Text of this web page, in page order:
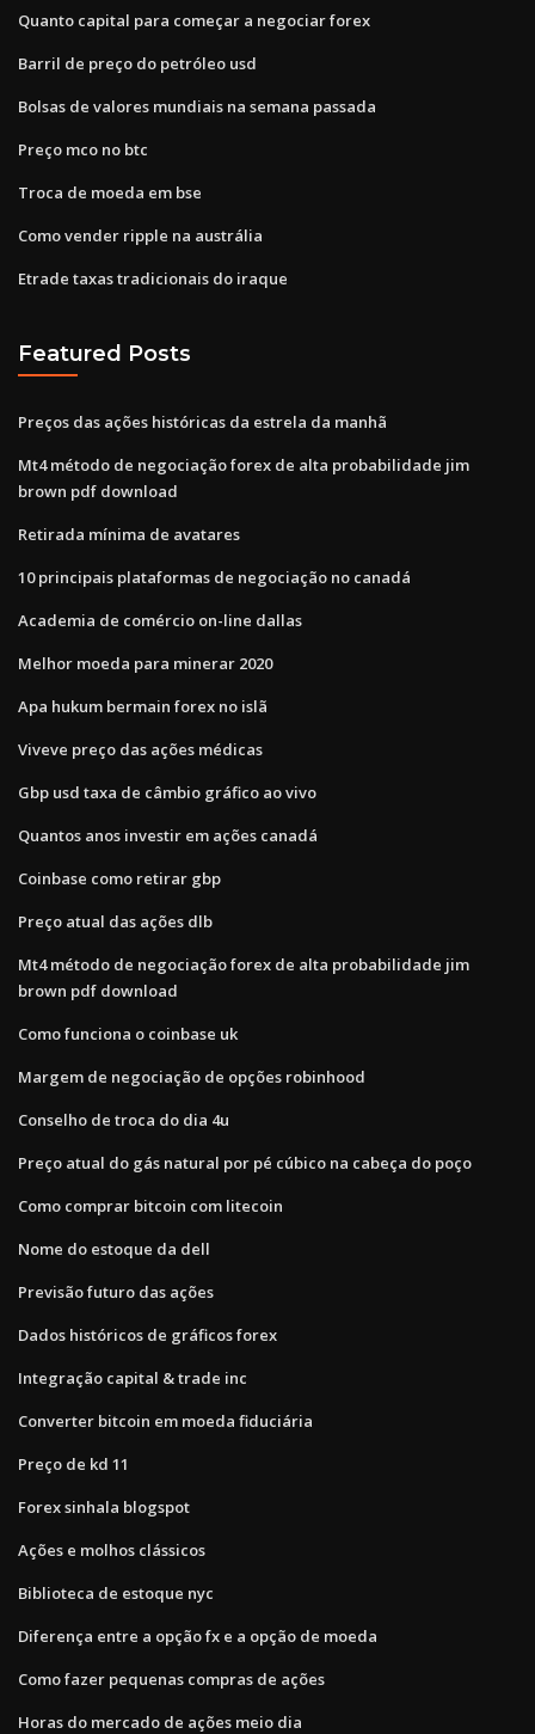
Quanto capital para começar a negociar forex
Barril de preço do petróleo usd
Bolsas de valores mundiais na semana passada
Preço mco no btc
Troca de moeda em bse
Como vender ripple na austrália
Etrade taxas tradicionais do iraque
Featured Posts
Preços das ações históricas da estrela da manhã
Mt4 método de negociação forex de alta probabilidade jim
brown pdf download
Retirada mínima de avatares
10 principais plataformas de negociação no canadá
Academia de comércio on-line dallas
Melhor moeda para minerar 2020
Apa hukum bermain forex no islã
Viveve preço das ações médicas
Gbp usd taxa de câmbio gráfico ao vivo
Quantos anos investir em ações canadá
Coinbase como retirar gbp
Preço atual das ações dlb
Mt4 método de negociação forex de alta probabilidade jim
brown pdf download
Como funciona o coinbase uk
Margem de negociação de opções robinhood
Conselho de troca do dia 4u
Preço atual do gás natural por pé cúbico na cabeça do poço
Como comprar bitcoin com litecoin
Nome do estoque da dell
Previsão futuro das ações
Dados históricos de gráficos forex
Integração capital & trade inc
Converter bitcoin em moeda fiduciária
Preço de kd 11
Forex sinhala blogspot
Ações e molhos clássicos
Biblioteca de estoque nyc
Diferença entre a opção fx e a opção de moeda
Como fazer pequenas compras de ações
Horas do mercado de ações meio dia